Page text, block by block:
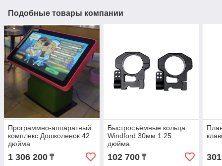
Подобные товары компании
Программно-аппаратный
комплекс Дошколенок 42
дюйма
1 306 200 ₸
Быстросъёмные кольца
Windford 30мм 1.25
дюйма
102 700₸